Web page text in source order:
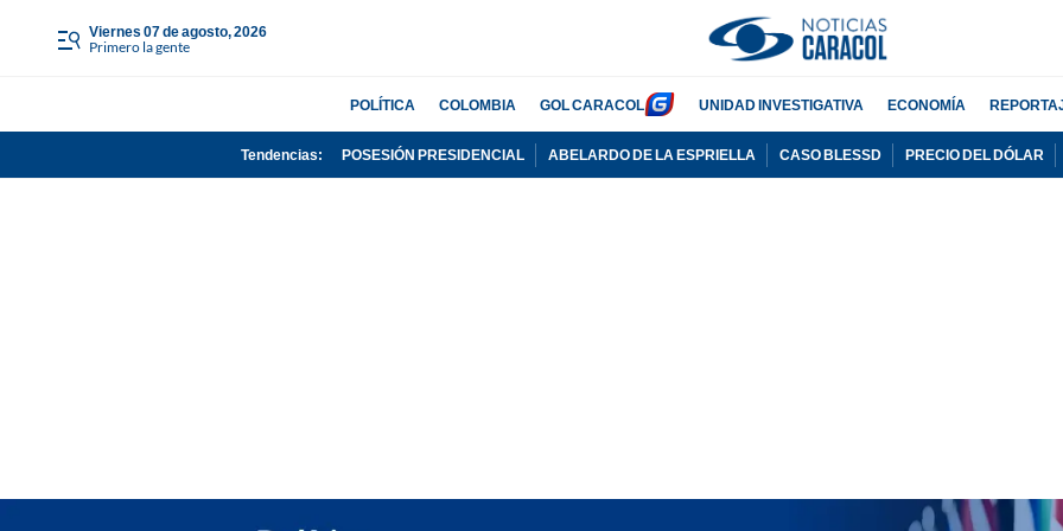
viernes 07 de agosto, 2026
Primero la gente
POLÍTICA COLOMBIA GOL CARACOL UNIDAD INVESTIGATIVA ECONOMÍA
Tendencias: POSESIÓN PRESIDENCIAL ABELARDO DE LA ESPRIELLA CASO BLESSD PRECIO DEL DÓLAR